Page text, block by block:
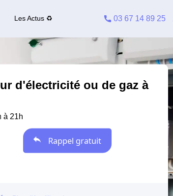
Les Actus ♻️ 03 67 14 89 25